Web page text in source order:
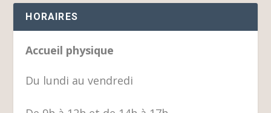
HORAIRES
Accueil physique
Du lundi au vendredi